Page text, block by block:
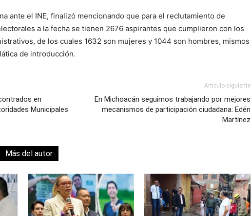
ante el INE, finalizó mencionando que para el reclutamiento de
a la fecha se tienen 2676 aspirantes que cumplieron con los
de los cuales 1632 son mujeres y 1044 son hombres, mismos
de introducción.
en
Municipales
Artículo siguiente
En Michoacán seguimos trabajando por mejores
mecanismos de participación ciudadana: Edén
Martínez
Más del autor